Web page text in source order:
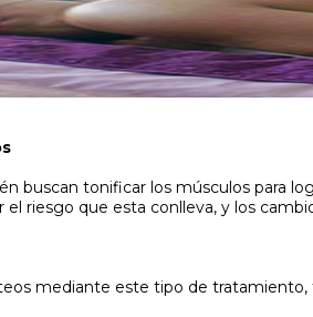
buscan tonificar los músculos para
riesgo que esta conlleva, y los
mediante este tipo de